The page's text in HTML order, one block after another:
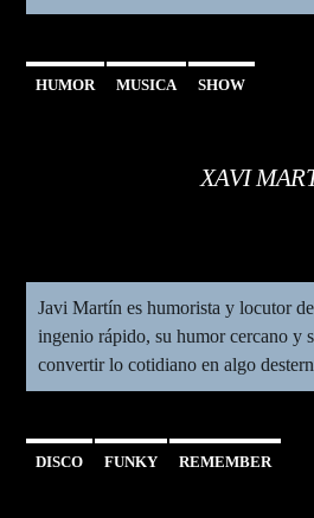
(Tenerife) y vinculado a los medios
programa Rutas Misteriosas: el
HUMOR MUSICA SHOW
XAVI
Javi Martín es humorista y locutor
ingenio rápido, su humor cercano y
convertir lo cotidiano en algo
trayectoria en medios y escenarios,
siempre conectado con la actualidad.
DISCO FUNKY REMEMBER